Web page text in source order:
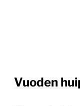
Vuoden